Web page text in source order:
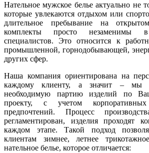
Нательное мужское белье актуально не
которые увлекаются отдыхом или
длительное пребывание на
комплекты просто незаменимы
специалистов. Это относится к
промышленной, горнодобывающей,
других сфер.
Наша компания ориентирована на
каждому клиенту, а значит – мы
необходимую партию изделий по
проекту, с учетом
предпочтений. Процесс
регламентирован, изделия проходят
каждом этапе. Такой подход
клиентам зимнее, летнее
нательное белье, которое отличается: